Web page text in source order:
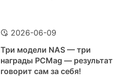
2026-06-09
Три модели NAS — три
награды PCMag — результат
говорит сам за себя!